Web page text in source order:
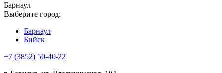
Барнаул
Выберите город:
Барнаул
Бийск
+7 (3852) 50-40-22